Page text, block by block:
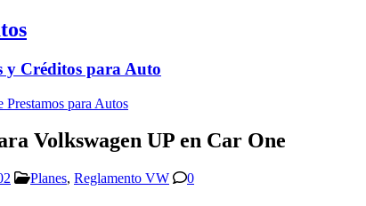
y Créditos para Auto
Prestamos para Autos
Volkswagen UP en Car One
Planes, Reglamento VW 0